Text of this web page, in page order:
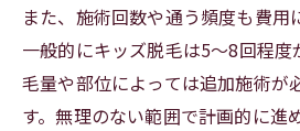
また、施術回数や通う頻度も費用
一般的にキッズ脱毛は5～8回程
毛量や部位によっては追加施術が
す。無理のない範囲で計画的に進